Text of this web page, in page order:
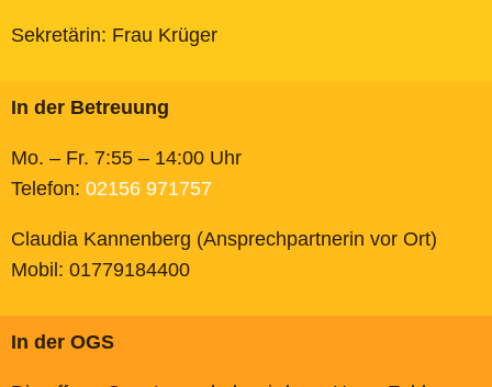
Sekretärin: Frau Krüger
In der Betreuung
Mo. – Fr. 7:55 – 14:00 Uhr
Telefon: 02156 971757
Claudia Kannenberg (Ansprechpartnerin vor Ort)
Mobil: 01779184400
In der OGS